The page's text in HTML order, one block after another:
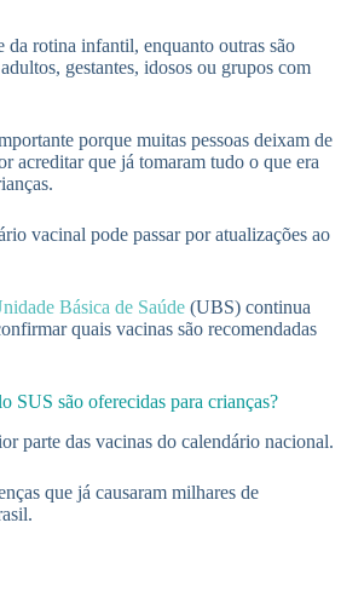
da rotina infantil, enquanto outras são
gestantes, idosos ou grupos com
porque muitas pessoas deixam de
acreditar que já tomaram tudo o que era
vacinal pode passar por atualizações ao
Básica de Saúde (UBS) continua
quais vacinas são recomendadas
SUS são oferecidas para crianças?
parte das vacinas do calendário nacional.
que já causaram milhares de